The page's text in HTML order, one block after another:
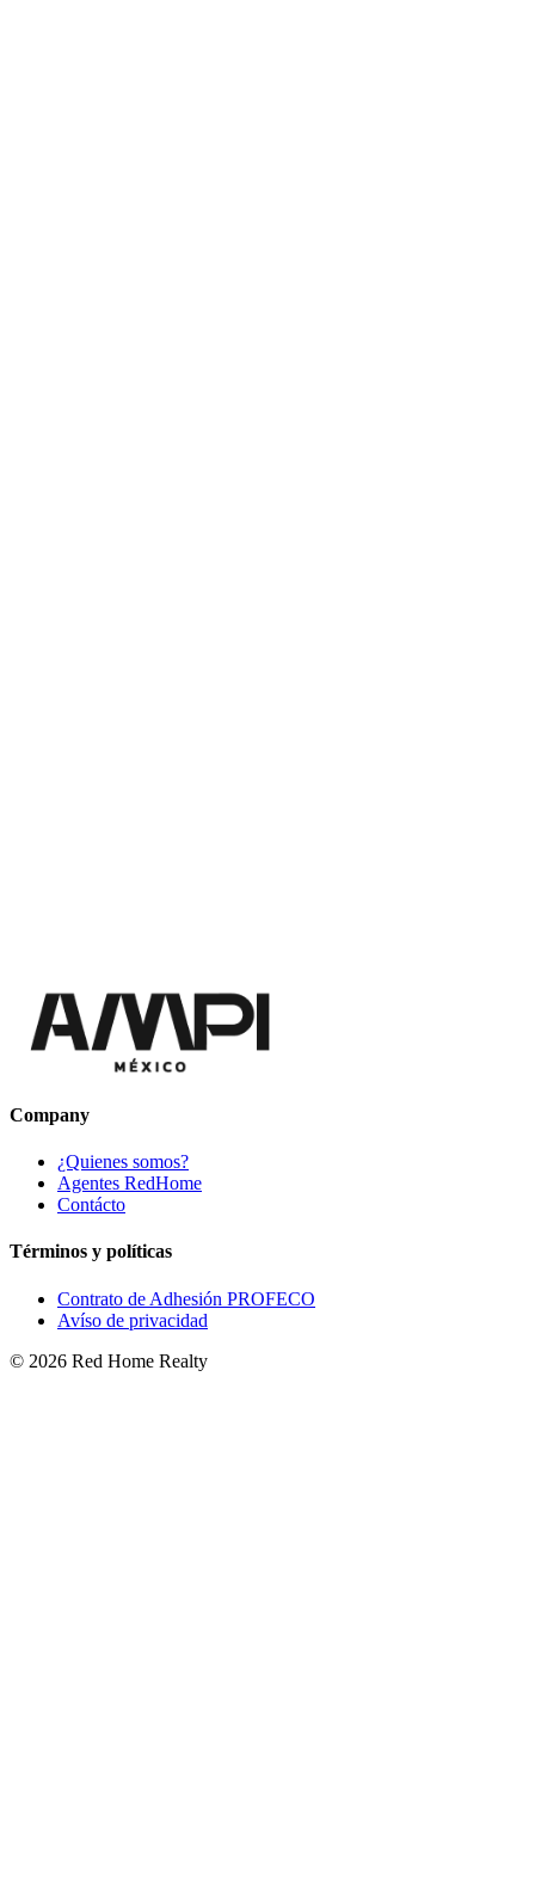
Company
¿Quienes somos?
Agentes RedHome
Contácto
Términos y políticas
Contrato de Adhesión PROFECO
Avíso de privacidad
© 2026 Red Home Realty